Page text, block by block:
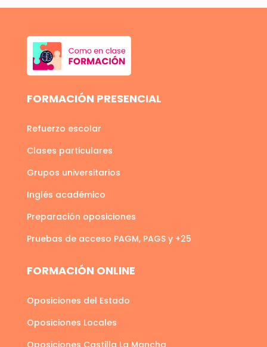
FORMACIÓN PRESENCIAL
Refuerzo escolar
Clases particulares
Grupos universitarios
Inglés académico
Preparación oposiciones
Pruebas de acceso PAGM, PAGS y +25
FORMACIÓN ONLINE
Oposiciones del Estado
Oposiciones Locales